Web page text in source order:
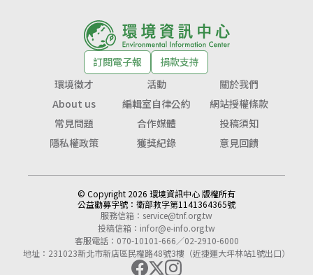
訂閱電子報
捐款支持
環境徵才
活動
關於我們
About us
編輯室自律公約
網站授權條款
常見問題
合作媒體
投稿須知
隱私權政策
獲獎紀錄 意見回饋
© Copyright 2026 環境資訊中心 版權所有
公益勸募字號： 衛部救字第1141364365號
服務信箱： service@tnf.org.tw
投稿信箱： infor@e-info.org.tw
客服電話：070-10101-666／02-2910-6000
地址：231023新北市新店區民權路48號3樓（近捷運大坪林站1號出口）